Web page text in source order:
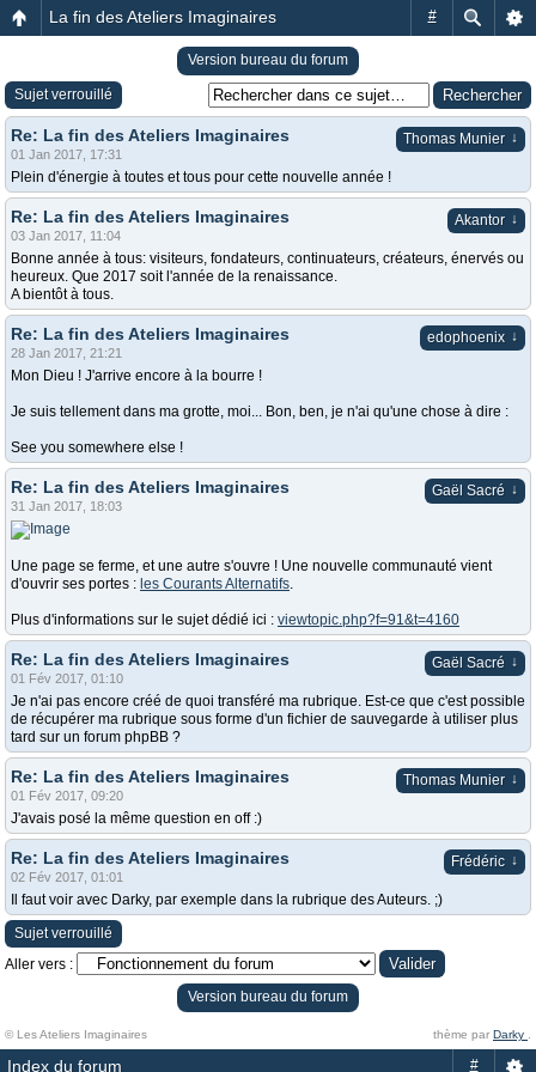
#
La fin des Ateliers Imaginaires
Version bureau du forum
Sujet verrouillé
Thomas Munier ↓
Re: La fin des Ateliers Imaginaires
01 Jan 2017, 17:31
Plein d'énergie à toutes et tous pour cette nouvelle année !
Akantor ↓
Re: La fin des Ateliers Imaginaires
03 Jan 2017, 11:04
Bonne année à tous: visiteurs, fondateurs, continuateurs, créateurs, énervés ou
heureux. Que 2017 soit l'année de la renaissance.
A bientôt à tous.
edophoenix ↓
Re: La fin des Ateliers Imaginaires
28 Jan 2017, 21:21
Mon Dieu ! J'arrive encore à la bourre !
Je suis tellement dans ma grotte, moi... Bon, ben, je n'ai qu'une chose à dire :
See you somewhere else !
Gaël Sacré ↓
Re: La fin des Ateliers Imaginaires
31 Jan 2017, 18:03
Une page se ferme, et une autre s'ouvre ! Une nouvelle communauté vient
d'ouvrir ses portes : les Courants Alternatifs.
Plus d'informations sur le sujet dédié ici : viewtopic.php?f=91&t=4160
Gaël Sacré ↓
Re: La fin des Ateliers Imaginaires
01 Fév 2017, 01:10
Je n'ai pas encore créé de quoi transféré ma rubrique. Est-ce que c'est possible
de récupérer ma rubrique sous forme d'un fichier de sauvegarde à utiliser plus
tard sur un forum phpBB ?
Thomas Munier ↓
Re: La fin des Ateliers Imaginaires
01 Fév 2017, 09:20
J'avais posé la même question en off :)
Frédéric ↓
Re: La fin des Ateliers Imaginaires
02 Fév 2017, 01:01
Il faut voir avec Darky, par exemple dans la rubrique des Auteurs. ;)
Sujet verrouillé
Aller vers :
Version bureau du forum
© Les Ateliers Imaginaires thème par Darky
Index du forum #